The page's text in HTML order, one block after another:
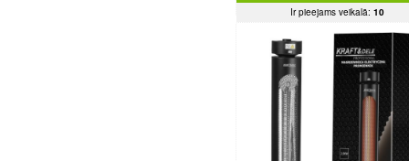
Ir pieejams veikalā: 10